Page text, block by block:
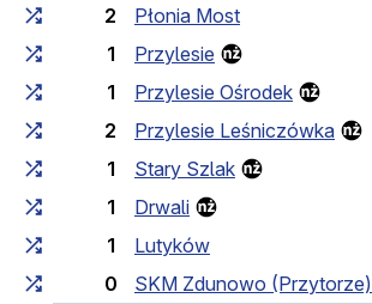
2
Płonia Most
1
Przylesie
1
Przylesie Ośrodek
2
Przylesie Leśniczówka
1
Stary Szlak
1
Drwali
1
Lutyków
0
SKM Zdunowo (Przytorze)